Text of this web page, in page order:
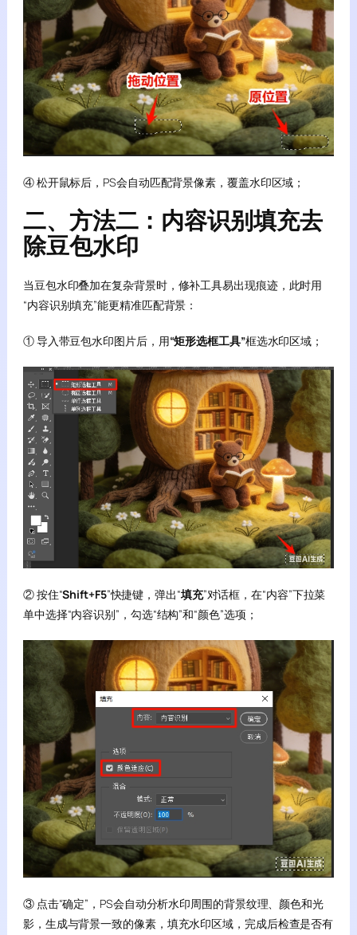
④ 松开鼠标后，PS会自动匹配背景像素，覆盖水印区域；
二、方法二：内容识别填充去
除豆包水印
当豆包水印叠加在复杂背景时，修补工具易出现痕迹，此时用
“内容识别填充”能更精准匹配背景：
① 导入带豆包水印图片后，用“矩形选框工具”框选水印区域；
② 按住“Shift+F5”快捷键，弹出“填充”对话框，在“内容”下拉菜
单中选择“内容识别”，勾选“结构”和“颜色”选项；
③ 点击“确定”，PS会自动分析水印周围的背景纹理、颜色和光
影，生成与背景一致的像素，填充水印区域，完成后检查是否有